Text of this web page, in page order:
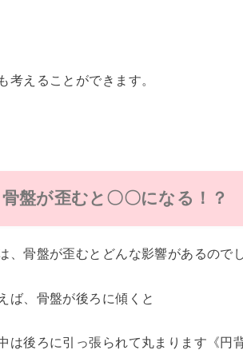
考えることができます。
骨盤が歪むと〇〇になる！？
、骨盤が歪むとどんな影響があるので
ば、骨盤が後ろに傾くと
は後ろに引っ張られて丸まります《円